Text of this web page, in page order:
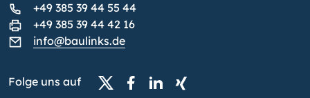
+49 385 39 44 55 44
+49 385 39 44 42 16
info@baulinks.de
Folge uns auf